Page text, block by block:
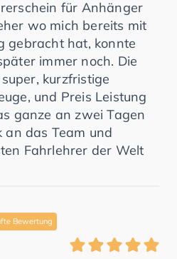
für Anhänger
wo mich bereits mit
gebracht hat, konnte
immer noch. Die
kurzfristige
und Preis Leistung
ganze an zwei Tagen
an das Team und
Fahrlehrer der Welt
Bewertung